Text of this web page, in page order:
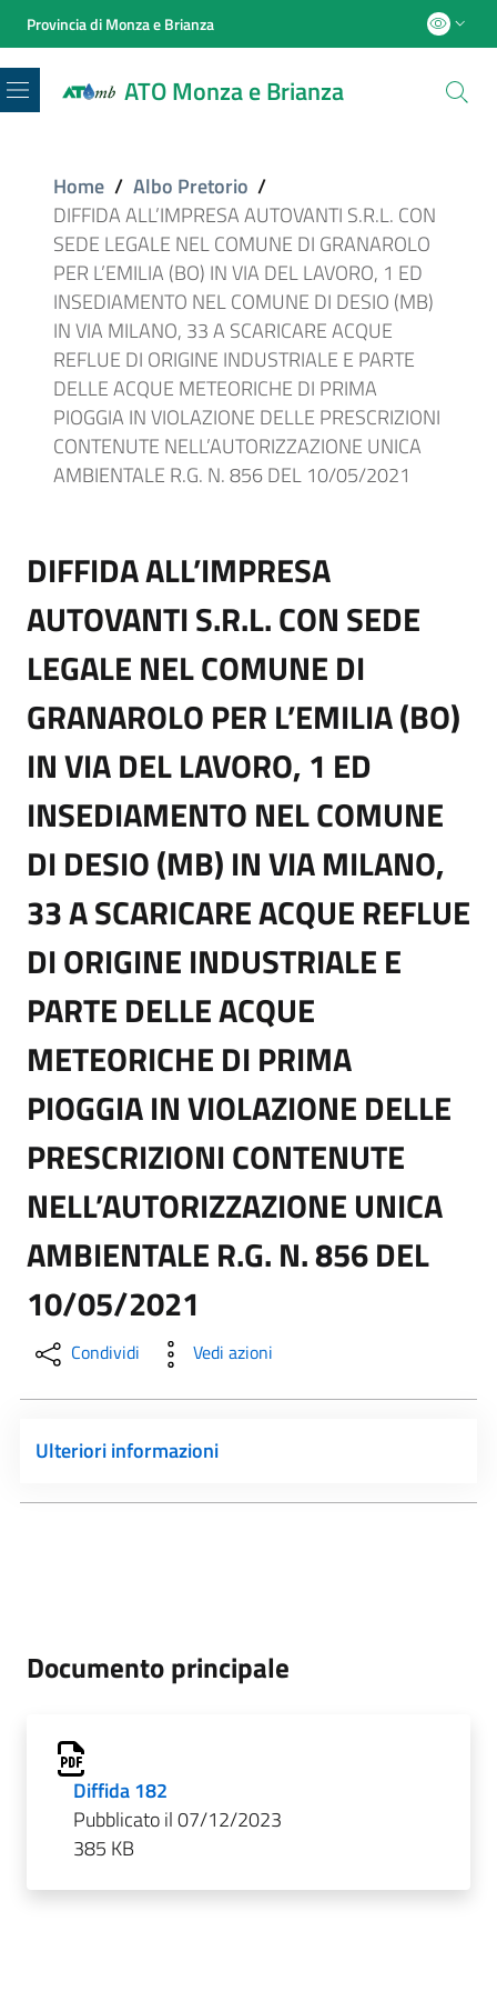
Provincia di Monza e Brianza
ATO Monza e Brianza
Menu
Home / Albo Pretorio /
DIFFIDA ALL’IMPRESA AUTOVANTI S.R.L. CON
SEDE LEGALE NEL COMUNE DI GRANAROLO
PER L’EMILIA (BO) IN VIA DEL LAVORO, 1 ED
INSEDIAMENTO NEL COMUNE DI DESIO (MB)
IN VIA MILANO, 33 A SCARICARE ACQUE
REFLUE DI ORIGINE INDUSTRIALE E PARTE
DELLE ACQUE METEORICHE DI PRIMA
PIOGGIA IN VIOLAZIONE DELLE PRESCRIZIONI
CONTENUTE NELL’AUTORIZZAZIONE UNICA
AMBIENTALE R.G. N. 856 DEL 10/05/2021
DIFFIDA ALL’IMPRESA
AUTOVANTI S.R.L. CON SEDE
LEGALE NEL COMUNE DI
GRANAROLO PER L’EMILIA (BO)
IN VIA DEL LAVORO, 1 ED
INSEDIAMENTO NEL COMUNE
DI DESIO (MB) IN VIA MILANO,
33 A SCARICARE ACQUE REFLUE
DI ORIGINE INDUSTRIALE E
PARTE DELLE ACQUE
METEORICHE DI PRIMA
PIOGGIA IN VIOLAZIONE DELLE
PRESCRIZIONI CONTENUTE
NELL’AUTORIZZAZIONE UNICA
AMBIENTALE R.G. N. 856 DEL
10/05/2021
Condividi Vedi azioni
Ulteriori informazioni
Documento principale
Diffida 182
Pubblicato il 07/12/2023
385 KB